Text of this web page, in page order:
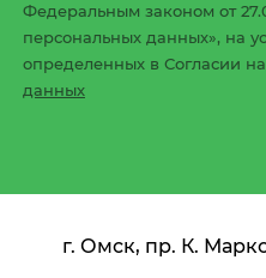
Федеральным законом от
персональных данных», на
определенных в Согласии
данных
г. Омск, пр. К.